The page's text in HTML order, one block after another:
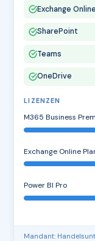
Exchange Online
SharePoint
Teams
OneDrive
LIZENZEN
M365 Business
Exchange Online
Power BI Pro
Mandant: